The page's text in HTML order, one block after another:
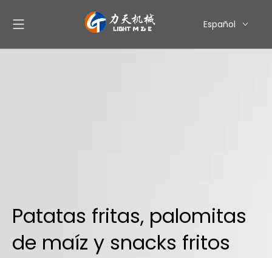
Español
Patatas fritas, palomitas
de maíz y snacks fritos